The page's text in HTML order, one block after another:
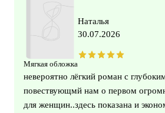
Мягкая обложка
Наталья
30.07.2026
невероятно лёгкий роман с
повествующмй нам о первом
для женщин..здесь показана и